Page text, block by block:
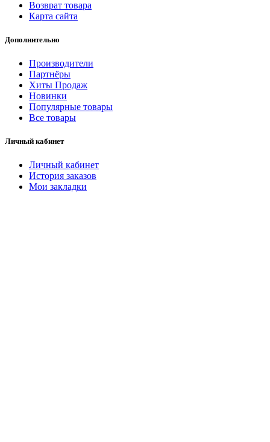
Возврат товара
Карта сайта
Дополнительно
Производители
Партнёры
Хиты Продаж
Новинки
Популярные товары
Все товары
Личный кабинет
Личный кабинет
История заказов
Мои закладки